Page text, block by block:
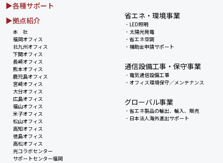
▶各種サポート
省エネ・環境事業
・ LED照明
・ 太陽光発電
・省エネ空調
・補助金申請サポート
通信設備工事・保守事業
・ 電気通信設備工事
・オフィス環境保守／メンテナンス
グローバル事業
・省エネ製品の輸出、輸入、販売
・ 日本法人海外進出サポート
▶拠点紹介
本 社
福岡オフィス
北九州オフィス
下関オフィス
長崎オフィス
熊本オフィス
鹿児島オフィス
宮崎オフィス
大分オフィス
広島オフィス
福山オフィス
米子オフィス
松山オフィス
高知オフィス
徳島オフィス
高松オフィス
光コラボセンター
サポートセンター福岡